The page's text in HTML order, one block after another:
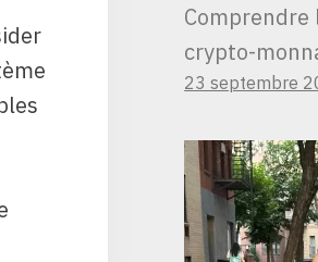
Comprendre
crypto-
23 septembre